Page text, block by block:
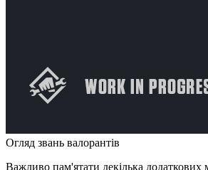
Огляд звань валорантів
Важливо пам'ятати декілька додаткових